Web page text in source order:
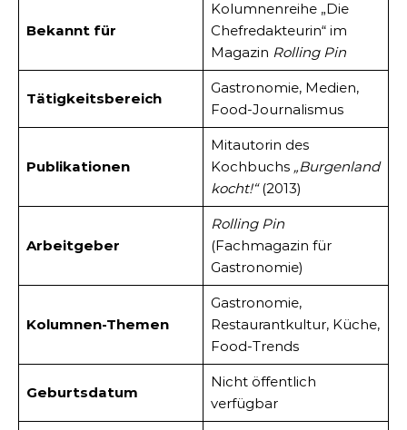
Bekannt für
Kolumnenreihe „Die
Chefredakteurin“ im
Magazin Rolling Pin
Tätigkeitsbereich
Gastronomie, Medien,
Food-Journalismus
Publikationen
Mitautorin des
Kochbuchs „Burgenland
kocht!“(2013)
Arbeitgeber
Rolling Pin
(Fachmagazin für
Gastronomie)
Kolumnen-Themen
Gastronomie,
Restaurantkultur, Küche,
Food-Trends
Geburtsdatum
Nicht öffentlich
verfügbar